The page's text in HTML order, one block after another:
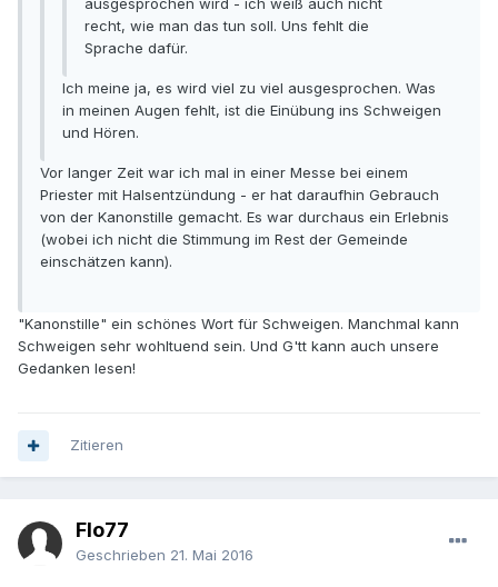
ausgesprochen wird - ich weiß auch nicht
recht, wie man das tun soll. Uns fehlt die
Sprache dafür.
Ich meine ja, es wird viel zu viel ausgesprochen. Was
in meinen Augen fehlt, ist die Einübung ins Schweigen
und Hören.
Vor langer Zeit war ich mal in einer Messe bei einem
Priester mit Halsentzündung - er hat daraufhin Gebrauch
von der Kanonstille gemacht. Es war durchaus ein Erlebnis
(wobei ich nicht die Stimmung im Rest der Gemeinde
einschätzen kann).
"Kanonstille" ein schönes Wort für Schweigen. Manchmal kann
Schweigen sehr wohltuend sein. Und G'tt kann auch unsere
Gedanken lesen!
Zitieren
Flo77
Geschrieben 21. Mai 2016